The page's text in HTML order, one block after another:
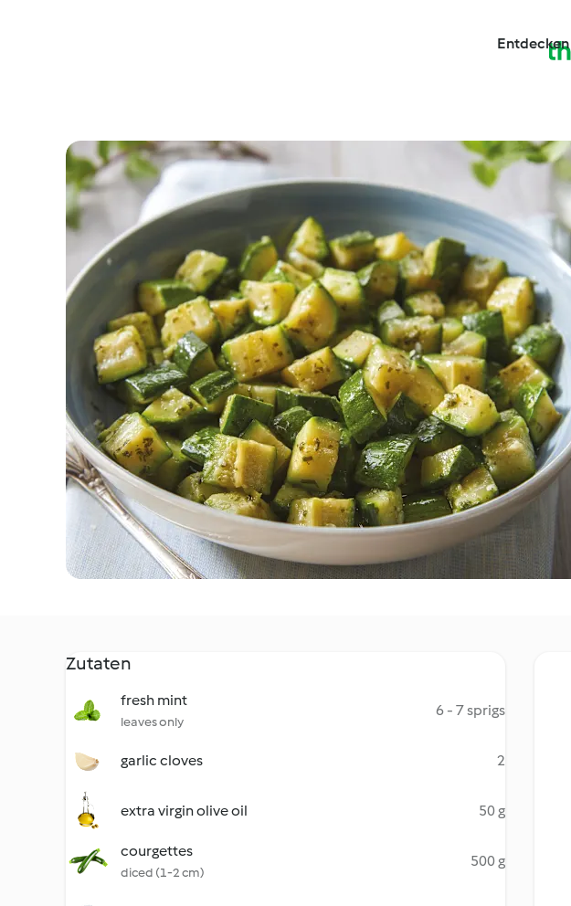
Entdecken
Zutaten
fresh mint
leaves only
6 - 7 sprigs
garlic cloves 2
extra virgin olive oil 50 g
courgettes
diced (1-2 cm)
500 g